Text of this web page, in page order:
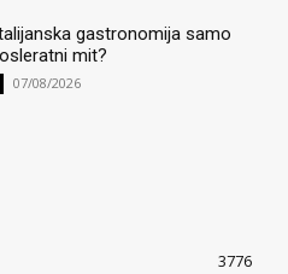
gastronomija samo
mit?
07/08/2026
3776